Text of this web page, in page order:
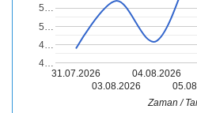
31.07.2026
03.08.2026
04.08.2026
4…
4…
5…
5…
Zaman /